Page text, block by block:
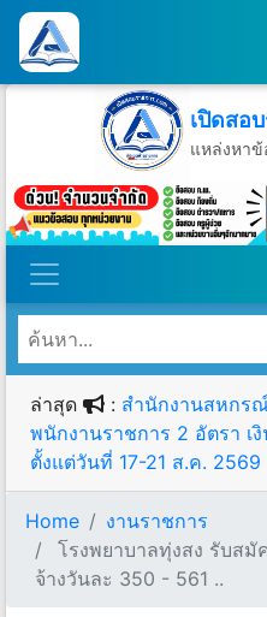
เปิดสอ
แหล่งหาข้
วันเสาร์ที่ 8 เ
ล่าสุด : สำนักงานสหกร
พนักงานราชการ 2 อัตรา เ
ตั้งแต่วันที่ 17-21 ส.ค. 2569
Home
งานราชการ
โรงพยาบาลทุ่งสง รับสมั
จ้างวันละ 350 - 561 ..